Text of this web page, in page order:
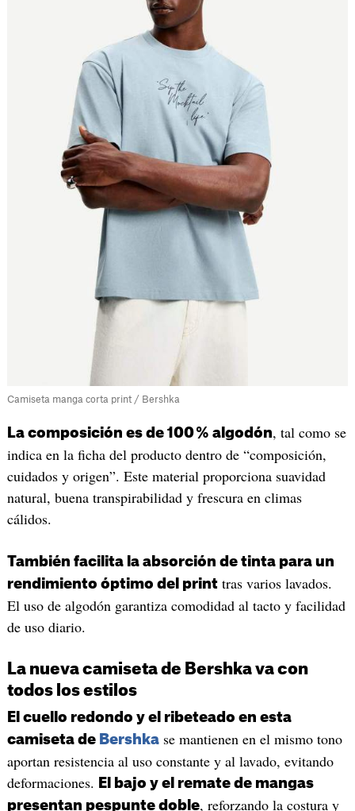
Camiseta manga corta print / Bershka
La composición es de 100 % algodón, tal como se
indica en la ficha del producto dentro de “composición,
cuidados y origen”. Este material proporciona suavidad
natural, buena transpirabilidad y frescura en climas
cálidos.
También facilita la absorción de tinta para un
rendimiento óptimo del printtras varios lavados.
El uso de algodón garantiza comodidad al tacto y facilidad
de uso diario.
La nueva camiseta de Bershka va con
todos los estilos
El cuello redondo y el ribeteado en esta
camiseta de Bershkase mantienen en el mismo tono
aportan resistencia al uso constante y al lavado, evitando
deformaciones.
El bajo y el remate de mangas
presentan pespunte doble, reforzando la costura y